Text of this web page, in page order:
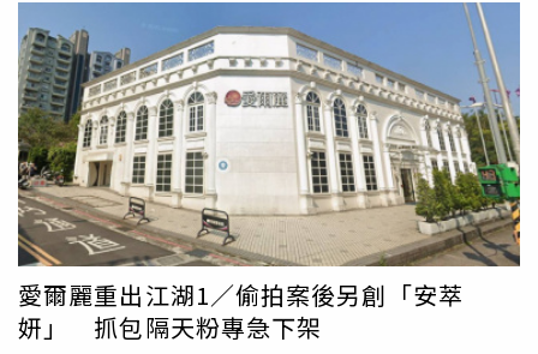
愛爾麗重出江湖1／偷拍案後另創「安萃
妍」 抓包隔天粉專急下架